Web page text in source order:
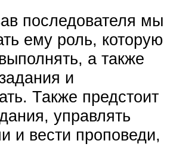
последователя мы
ему роль, которую
а также
и
Также предстоит
управлять
и вести проповеди,